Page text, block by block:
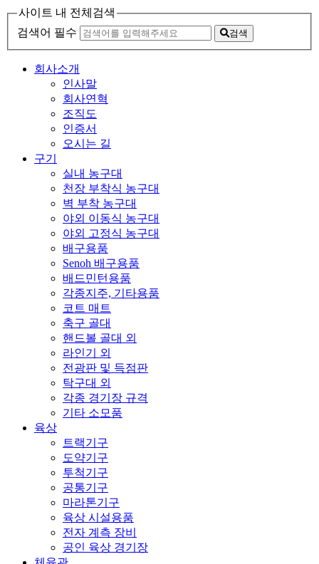
사이트 내 전체검색
검색어 필수
검색
회사소개
인사말
회사연혁
조직도
인증서
오시는 길
구기
실내 농구대
천장 부착식 농구대
벽 부착 농구대
야외 이동식 농구대
야외 고정식 농구대
배구용품
Senoh 배구용품
배드민턴용품
각종지주, 기타용품
코트 매트
축구 골대
핸드볼 골대 외
라인기 외
전광판 및 득점판
탁구대 외
각종 경기장 규격
기타 소모품
육상
트랙기구
도약기구
투척기구
공통기구
마라톤기구
육상 시설용품
전자 계측 장비
공인 육상 경기장